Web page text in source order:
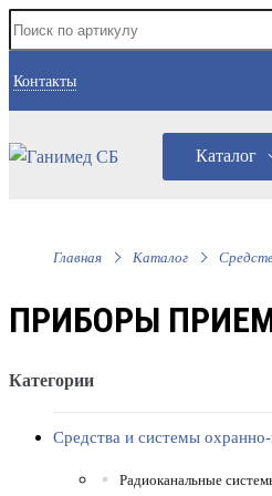
Контакты
Каталог
Главная Каталог
ПРИБОРЫ
Категории
Средства и системы
Радиоканальные